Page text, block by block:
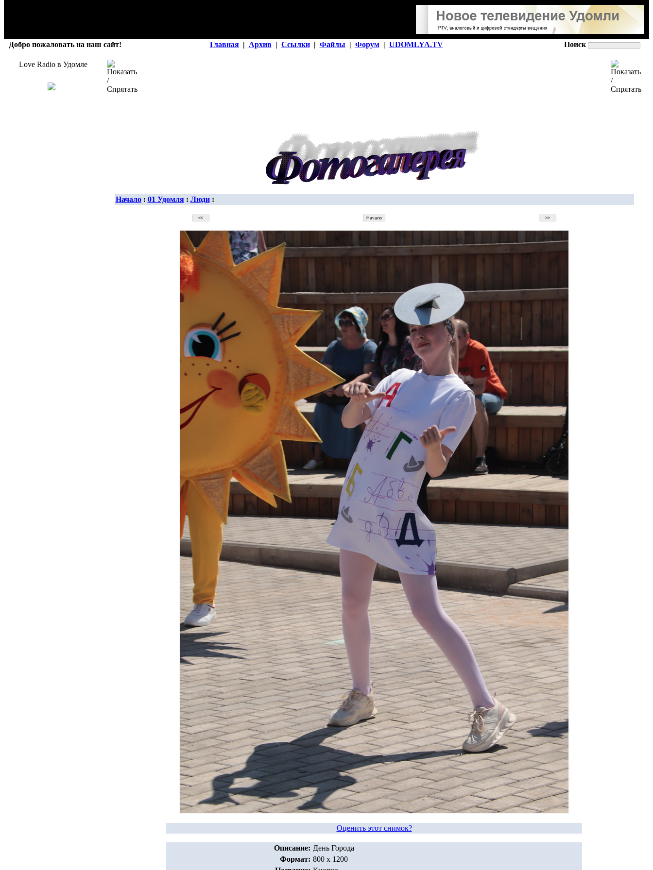
Добро пожаловать на наш сайт! Главная | Архив | Ссылки | Файлы | Форум | UDOMLYA.TV Поиск
Love Radio в Удомле
Начало: 01 Удомля: Люди:
Оценить этот снимок?
Описание: День Города
Формат: 800 x 1200